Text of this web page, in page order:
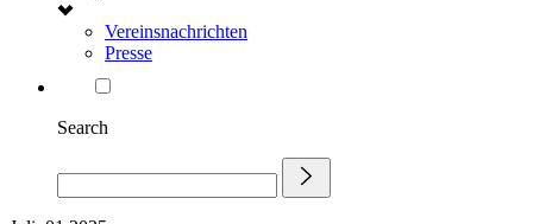
Vereinsnachrichten
Presse
Search